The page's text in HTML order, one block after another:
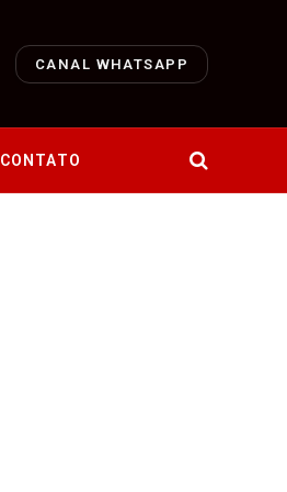
CANAL WHATSAPP
CONTATO